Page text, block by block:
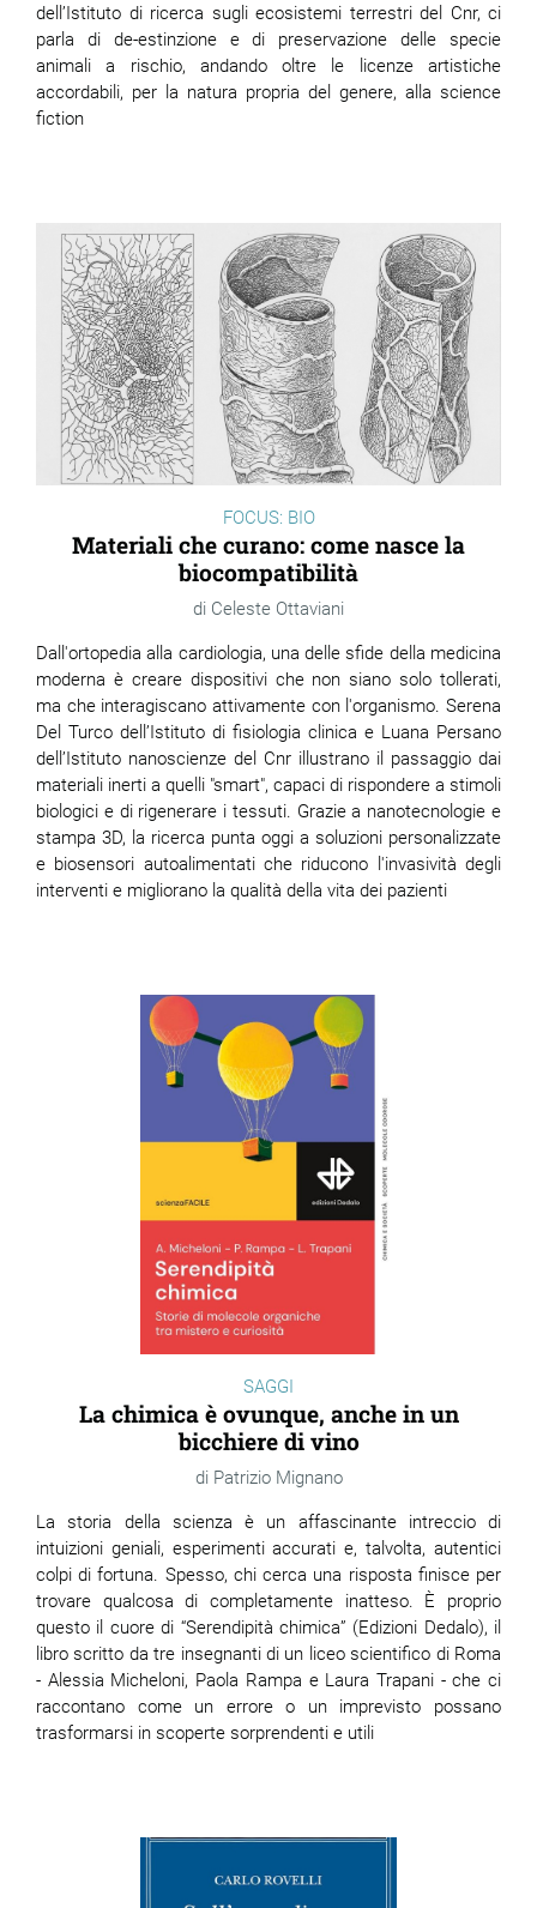
dell’Istituto di ricerca sugli ecosistemi terrestri del Cnr, ci
parla di de-estinzione e di preservazione delle specie
animali a rischio, andando oltre le licenze artistiche
accordabili, per la natura propria del genere, alla science
fiction
FOCUS: BIO
Materiali che curano: come nasce la
biocompatibilità
Celeste Ottaviani
Dall'ortopedia alla cardiologia, una delle sfide della medicina
moderna è creare dispositivi che non siano solo tollerati,
ma che interagiscano attivamente con l'organismo. Serena
Del Turco dell’Istituto di fisiologia clinica e Luana Persano
dell’Istituto nanoscienze del Cnr illustrano il passaggio dai
materiali inerti a quelli "smart", capaci di rispondere a stimoli
biologici e di rigenerare i tessuti. Grazie a nanotecnologie e
stampa 3D, la ricerca punta oggi a soluzioni personalizzate
e biosensori autoalimentati che riducono l'invasività degli
interventi e migliorano la qualità della vita dei pazienti
SAGGI
La chimica è ovunque, anche in un
bicchiere di vino
Patrizio Mignano
La storia della scienza è un affascinante intreccio di
intuizioni geniali, esperimenti accurati e, talvolta, autentici
colpi di fortuna. Spesso, chi cerca una risposta finisce per
trovare qualcosa di completamente inatteso. È proprio
questo il cuore di “Serendipità chimica” (Edizioni Dedalo), il
libro scritto da tre insegnanti di un liceo scientifico di Roma
- Alessia Micheloni, Paola Rampa e Laura Trapani - che ci
raccontano come un errore o un imprevisto possano
trasformarsi in scoperte sorprendenti e utili